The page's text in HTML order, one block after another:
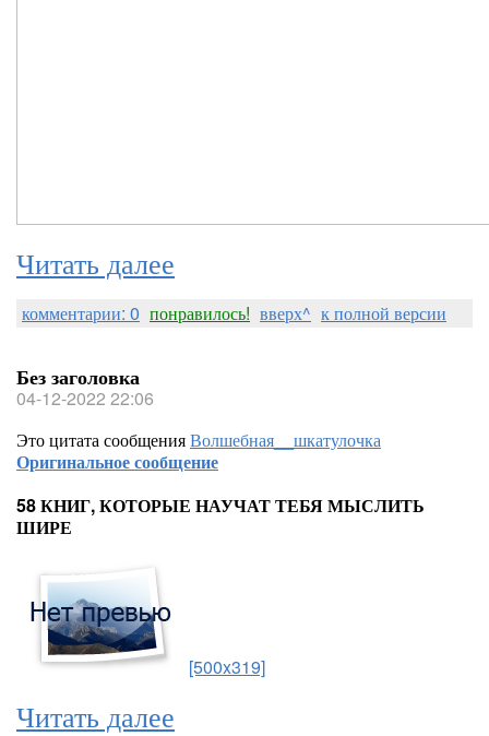
Читать далее
комментарии: 0 понравилось! вверх^ к полной версии
Без заголовка
04-12-2022 22:06
Это цитата сообщенияВолшебная__шкатулочка
Оригинальное сообщение
58 КНИГ, КОТОРЫЕ НАУЧАТ ТЕБЯ МЫСЛИТЬ
ШИРЕ
[500x319]
Читать далее